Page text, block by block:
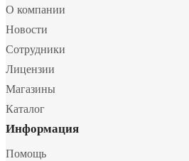
О компании
Новости
Сотрудники
Лицензии
Магазины
Каталог
Информация
Помощь